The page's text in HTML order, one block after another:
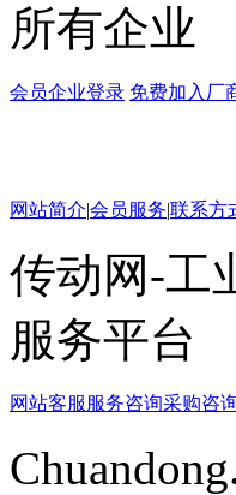
所有企业
会员企业登录 免费加入厂
网站简介|会员服务|联系方
传动网-工
服务平台
网站客服 服务咨询采购咨